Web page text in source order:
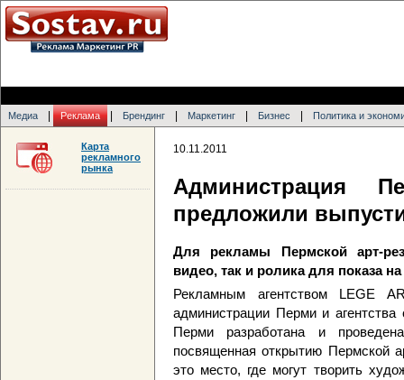
Медиа Реклама Брендинг Маркетинг Бизнес Политика и
10.11.2011
Администрация
предложили
Для рекламы Пермской арт-
видео, так и ролика для показа
Рекламным агентством LEGE
администрации Перми и агентства
Перми разработана и
посвященная открытию Пермской
это место, где могут творить
Карта
рекламного
рынка